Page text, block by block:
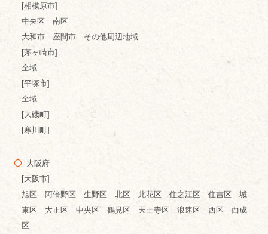
[相模原市]
中央区 南区
大和市 座間市 その他周辺地域
[茅ヶ崎市]
全域
[平塚市]
全域
[大磯町]
[寒川町]
大阪府
[大阪市]
旭区 阿倍野区 生野区 北区 此花区 住之江区 住吉区 城
東区 大正区 中央区 鶴見区 天王寺区 浪速区 西区 西成
区